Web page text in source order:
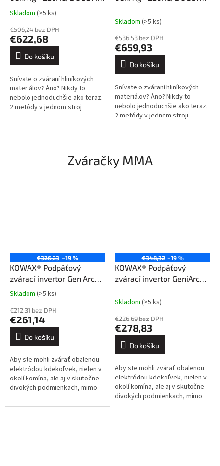
(AC/DC TIG/MMA)
Průměrné
produktu
je
3,3
hvězdiček.
Skladom (>5 ks)
€506,24 bez DPH
€622,68
Do košíku
Snívate o zváraní hliníkových
materiálov? Áno? Nikdy to
nebolo jednoduchšie ako teraz.
2 metódy v jednom stroji
Skladom (>5 ks)
€536,53 bez DPH
€659,93
Do košíku
Snívate o zváraní hliníkových
materiálov? Áno? Nikdy to
nebolo jednoduchšie ako teraz.
2 metódy v jednom stroji
Zváračky MMA
€326,23 –19 %
KOWAX® Podpäťový
zvárací invertor GeniArc®
160EVO (MMA/TIG)
Průměrné
produktu
je
3,4
hvězdiček.
Skladom (>5 ks)
€212,31 bez DPH
€261,14
Do košíku
Aby ste mohli zvárať obalenou
elektródou kdekoľvek, nielen v
okolí komína, ale aj v skutočne
divokých podmienkach, mimo
možnosťou je napr. generátor...
€348,32 –19 %
KOWAX® Podpäťový
zvárací invertor GeniArc®
Skladom (>5 ks)
€226,69 bez DPH
€278,83
Do košíku
Aby ste mohli zvárať obalenou
elektródou kdekoľvek, nielen v
okolí komína, ale aj v skutočne
divokých podmienkach, mimo